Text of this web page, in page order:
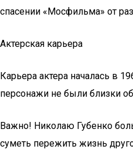
спасении «Мосфильма» от
Актерская карьера
Карьера актера началась в
персонажи не были близки
Важно! Николаю Губенко
суметь пережить жизнь